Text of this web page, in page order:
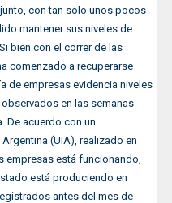
con tan solo unos pocos
mantener sus niveles de
bien con el correr de las
comenzado a recuperarse
de empresas evidencia niveles
en las semanas
De acuerdo con un
(UIA), realizado en
empresas está funcionando,
está produciendo en
antes del mes de